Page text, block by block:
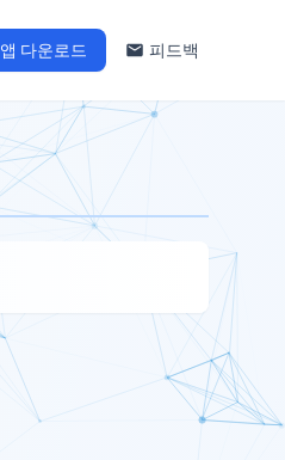
앱 다운로드 피드백